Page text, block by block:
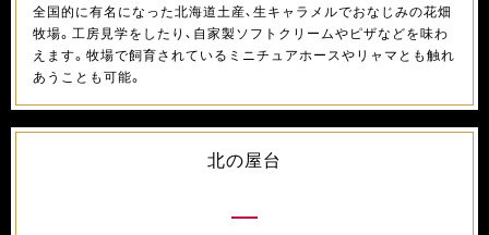
全国的に有名になった北海道土産、生キャラメルでおなじみの花畑
牧場。工房見学をしたり、自家製ソフトクリームやピザなどを味わ
えます。牧場で飼育されているミニチュアホースやリャマとも触れ
あうことも可能。
北の屋台